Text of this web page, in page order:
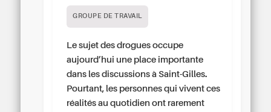
GROUPE DE TRAVAIL
Le sujet des drogues occupe
aujourd’hui une place importante
dans les discussions à Saint-Gilles.
Pourtant, les personnes qui vivent ces
réalités au quotidien ont rarement